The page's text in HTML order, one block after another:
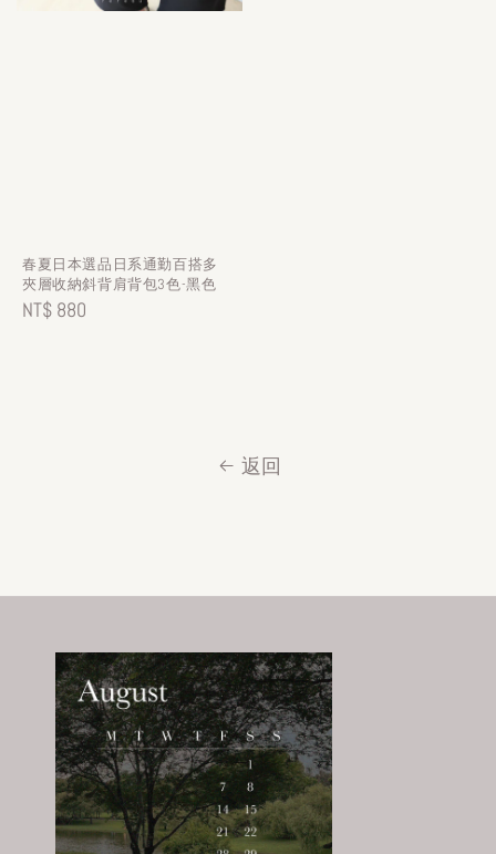
春夏日本選品日系通勤百搭多
夾層收納斜背肩背包3色-黑色
Regular
NT$ 880
返回